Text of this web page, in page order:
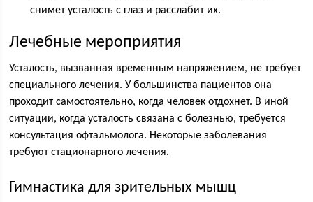
снимет усталость с глаз и расслабит их.
Лечебные мероприятия
Усталость, вызванная временным напряжением, не требует
специального лечения. У большинства пациентов она
проходит самостоятельно, когда человек отдохнет. В иной
ситуации, когда усталость связана с болезнью, требуется
консультация офтальмолога. Некоторые заболевания
требуют стационарного лечения.
Гимнастика для зрительных мышц